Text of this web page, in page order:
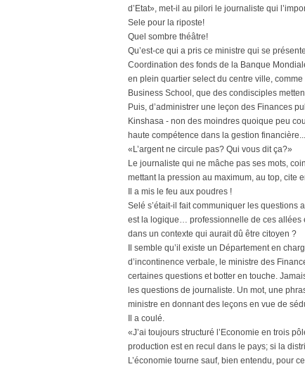
d’Etat», met-il au pilori le journaliste qui
Sele pour la riposte!
Quel sombre théâtre!
Qu’est-ce qui a pris ce ministre qui se
Coordination des fonds de la Banque
en plein quartier select du centre ville,
Business School, que des condisciples
Puis, d’administrer une leçon des Finances
Kinshasa - non des moindres quoique peu
haute compétence dans la gestion financière...
«L’argent ne circule pas? Qui vous dit ça?»
Le journaliste qui ne mâche pas ses mots,
mettant la pression au maximum, au top, cite
Il a mis le feu aux poudres !
Selé s’était-il fait communiquer les questions
est la logique… professionnelle de ces allées
dans un contexte qui aurait dû être citoyen ?
Il semble qu’il existe un Département en
d’incontinence verbale, le ministre des
certaines questions et botter en touche.
les questions de journaliste. Un mot, une
ministre en donnant des leçons en vue de
Il a coulé.
«J’ai toujours structuré l’Economie en trois
production est en recul dans le pays; si la
L’économie tourne sauf, bien entendu, pour